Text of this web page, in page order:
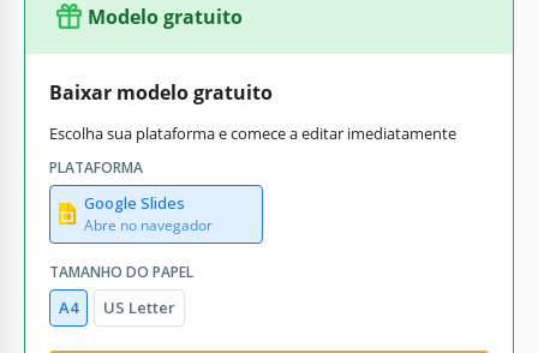
Modelo gratuito
Baixar modelo gratuito
Escolha sua plataforma e comece a editar imediatamente
PLATAFORMA
Google Slides
Abre no navegador
TAMANHO DO PAPEL
A4 US Letter